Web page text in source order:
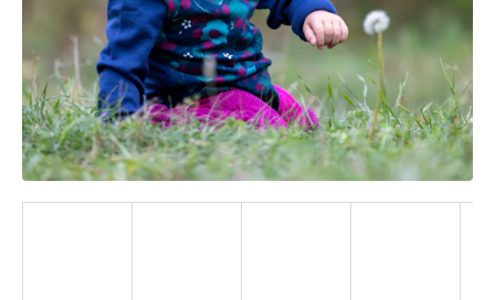
a
j
í
t
?